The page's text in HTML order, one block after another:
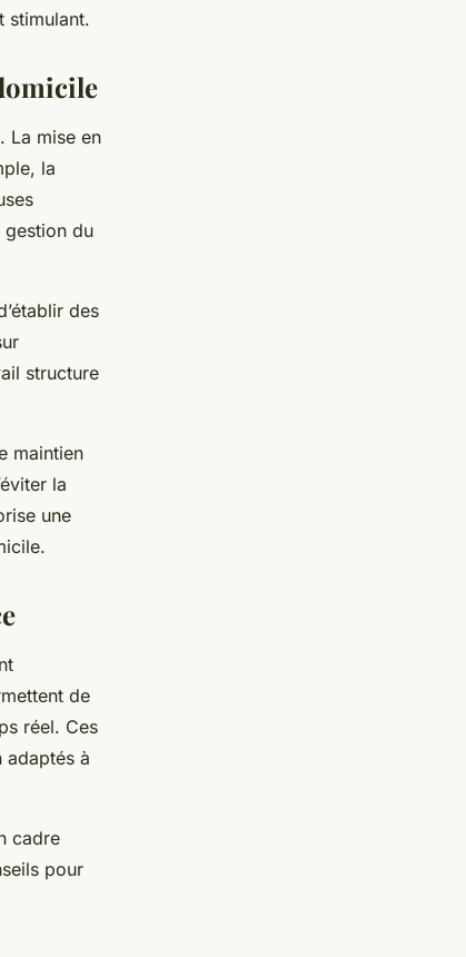
stimulant.
La mise en
la
gestion du
des
structure
maintien
la
une
de
réel. Ces
adaptés à
cadre
pour